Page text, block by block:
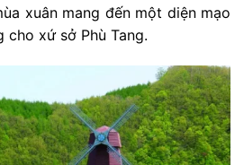
xuân mang đến một diện mạo
cho xứ sở Phù Tang.